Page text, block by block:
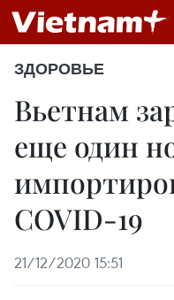
ЗДОРОВЬЕ
Вьетнам
еще один
COVID-19
21/12/2020 15:51